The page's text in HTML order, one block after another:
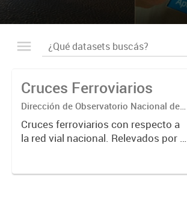
Cruces Ferroviarios
Dirección de Observatorio Nacional de
Transporte
Cruces ferroviarios con respecto a
la red vial nacional. Relevados por la